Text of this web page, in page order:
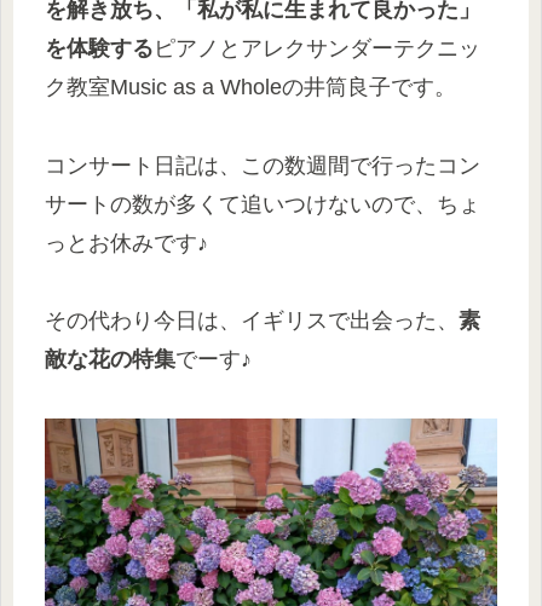
を解き放ち、「私が私に生まれて良かった」
を体験する ピアノとアレクサンダーテクニッ
ク教室Music as a Wholeの井筒良子です。
コンサート日記は、この数週間で行ったコン
サートの数が多くて追いつけないので、ちょ
っとお休みです♪
その代わり今日は、イギリスで出会った、 素
敵な花の特集でーす♪